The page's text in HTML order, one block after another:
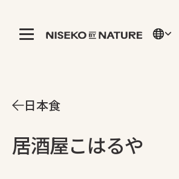
日本食
居酒屋こはるや